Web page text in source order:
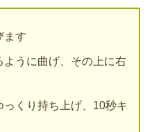
ます
ように曲げ、その上に右
くり持ち上げ、10秒キ